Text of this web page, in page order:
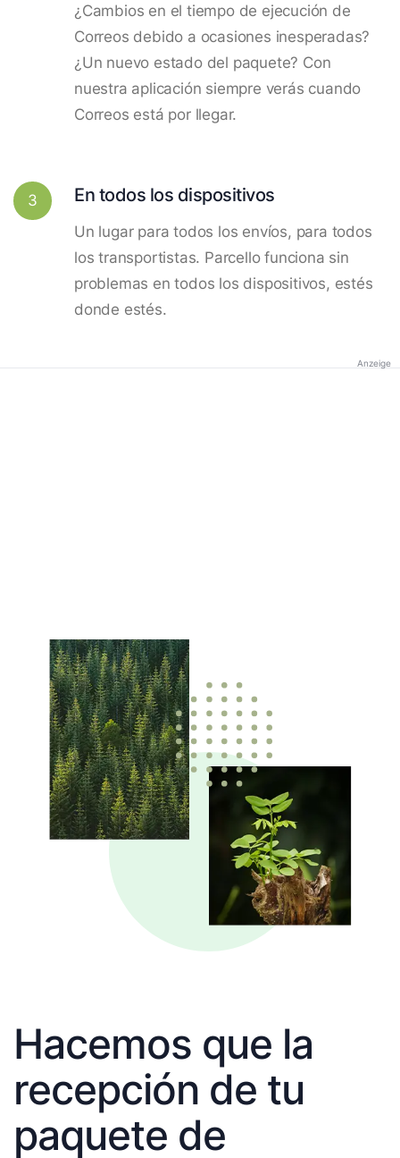
¿Cambios en el tiempo de ejecución de
Correos debido a ocasiones inesperadas?
¿Un nuevo estado del paquete? Con
nuestra aplicación siempre verás cuando
Correos está por llegar.
3 En todos los dispositivos
Un lugar para todos los envíos, para todos
los transportistas. Parcello funciona sin
problemas en todos los dispositivos, estés
donde estés.
Anzeige
Hacemos que la
recepción de tu
paquete de